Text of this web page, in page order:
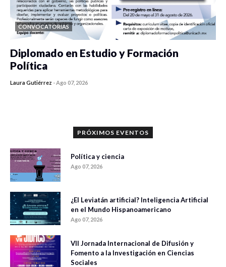
CONVOCATORIAS
Diplomado en Estudio y Formación
Política
Laura Gutiérrez -Ago 07, 2026
PRÓXIMOS EVENTOS
Política y ciencia
Ago 07, 2026
¿El Leviatán artificial? Inteligencia Artificial
en el Mundo Hispanoamericano
Ago 07, 2026
VII Jornada Internacional de Difusión y
Fomento a la Investigación en Ciencias
Sociales